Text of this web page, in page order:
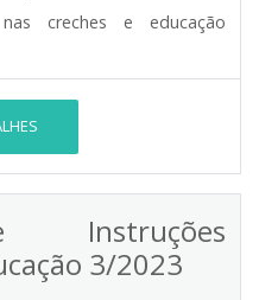
creches e educação
Instruções
3/2023